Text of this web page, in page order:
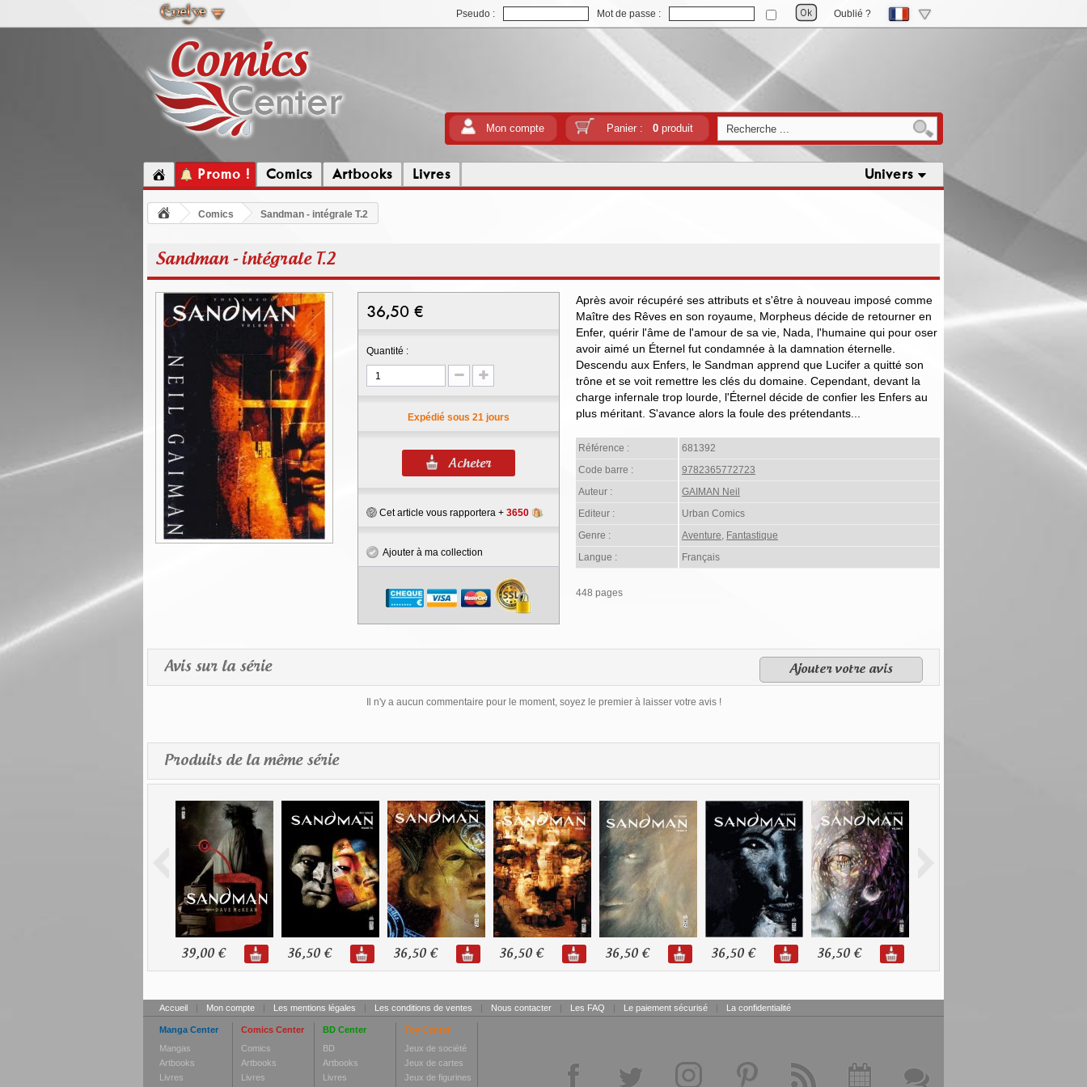
Pseudo : Mot de passe : Oublié ?
Mon compte Panier : 0produit
Promo ! Comics Artbooks Livres Univers
Comics Sandman - intégrale T.2
Sandman - intégrale T.2
36,50 €
Quantité :
Expédié sous 21 jours
Cet article vous rapportera + 3650
Ajouter à ma collection
Après avoir récupéré ses attributs et s'être à nouveau imposé comme
Maître des Rêves en son royaume, Morpheus décide de retourner en
Enfer, quérir l'âme de l'amour de sa vie, Nada, l'humaine qui pour oser
avoir aimé un Éternel fut condamnée à la damnation éternelle.
Descendu aux Enfers, le Sandman apprend que Lucifer a quitté son
trône et se voit remettre les clés du domaine. Cependant, devant la
charge infernale trop lourde, l'Éternel décide de confier les Enfers au
plus méritant. S'avance alors la foule des prétendants...
Référence :
681392
Code barre :
9782365772723
Auteur :
GAIMAN Neil
Editeur :
Urban Comics
Genre :
Aventure, Fantastique
Langue :
Français
448 pages
Avis sur la série Ajouter votre avis
Il n'y a aucun commentaire pour le moment, soyez le premier à laisser votre avis !
Produits de la même série
39,00 € 36,50 € 36,50 € 36,50 € 36,50 € 36,50 € 36,50 €
Accueil | Mon compte | Les mentions légales | Les conditions de ventes | Nous contacter | Les FAQ | Le paiement sécurisé | La confidentialité
Manga Center
Mangas
Artbooks
Livres
Comics Center
Comics
Artbooks
Livres
BD Center
BD
Artbooks
Livres
Toy Center
Jeux de société
Jeux de cartes
Jeux de figurines